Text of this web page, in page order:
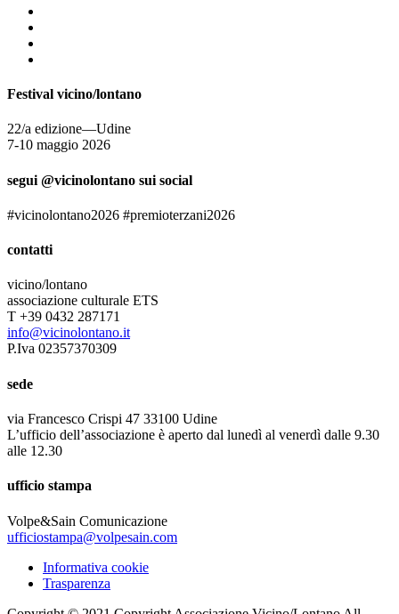
Festival vicino/lontano
22/a edizione—Udine
7-10 maggio 2026
segui @vicinolontano sui social
#vicinolontano2026 #premioterzani2026
contatti
vicino/lontano
associazione culturale ETS
T +39 0432 287171
info@vicinolontano.it
P.Iva 02357370309
sede
via Francesco Crispi 47 33100 Udine
L’ufficio dell’associazione è aperto dal lunedì al venerdì dalle 9.30
alle 12.30
ufficio stampa
Volpe&Sain Comunicazione
ufficiostampa@volpesain.com
Informativa cookie
Trasparenza